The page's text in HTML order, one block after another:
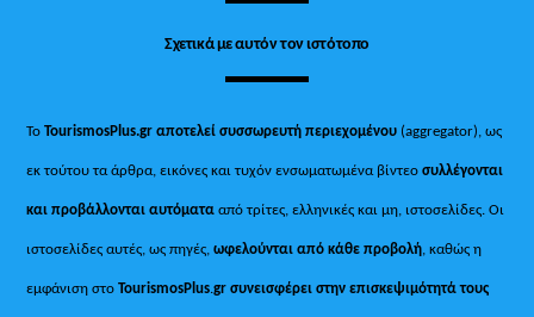
Σχετικά με αυτόν τον ιστότοπο
ΤοTourismosPlus.gr αποτελεί συσσωρευτή περιεχομένου (aggregator), ως
εκ τούτου τα άρθρα, εικόνες και τυχόν ενσωματωμένα βίντεοσυλλέγονται
και προβάλλονται αυτόματααπό τρίτες, ελληνικές και μη, ιστοσελίδες. Οι
ιστοσελίδες αυτές, ως πηγές,ωφελούνται από κάθε προβολή, καθώς η
εμφάνιση στοTourismosPlus.gr συνεισφέρει στην επισκεψιμότητά τους